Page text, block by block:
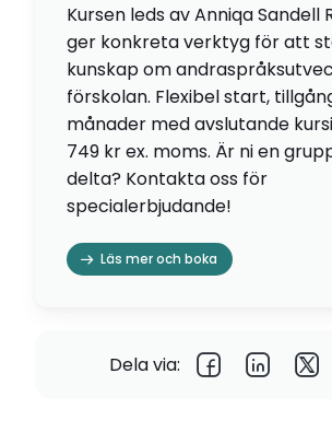
Kursen leds av Anniqa Sandell
ger konkreta verktyg för att
kunskap om
förskolan. Flexibel start,
månader med avslutande
749 kr ex. moms. Är ni en
delta? Kontakta oss för
specialerbjudande!
Läs mer och boka
Dela via: